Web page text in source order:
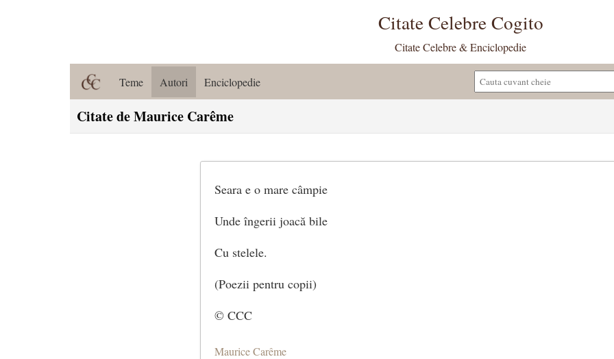
Citate Celebre Cogito
Citate Celebre & Enciclopedie
Teme Autori Enciclopedie
Citate de Maurice Carême
Seara e o mare câmpie
Unde îngerii joacă bile
Cu stelele.
(Poezii pentru copii)
© CCC
Maurice Carême